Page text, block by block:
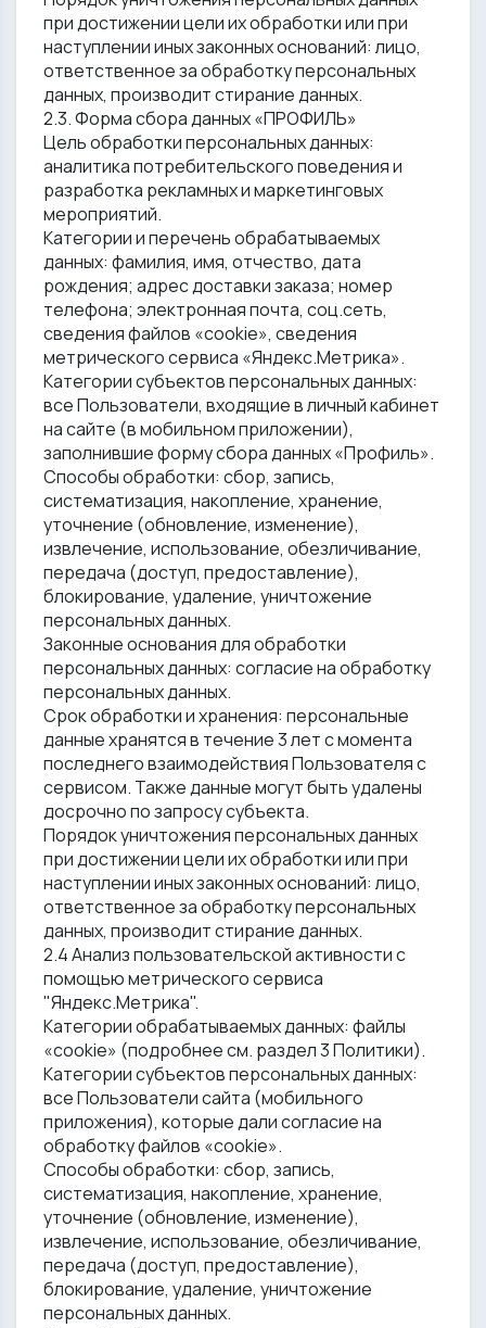
при достижении цели их обработки или при
наступлении иных законных оснований: лицо,
ответственное за обработку персональных
данных, производит стирание данных.
2.3. Форма сбора данных «ПРОФИЛЬ»
Цель обработки персональных данных:
аналитика потребительского поведения и
разработка рекламных и маркетинговых
мероприятий.
Категории и перечень обрабатываемых
данных: фамилия, имя, отчество, дата
рождения; адрес доставки заказа; номер
телефона; электронная почта, соц.сеть,
сведения файлов «cookie», сведения
метрического сервиса «Яндекс.Метрика».
Категории субъектов персональных данных:
все Пользователи, входящие в личный кабинет
на сайте (в мобильном приложении),
заполнившие форму сбора данных «Профиль».
Способы обработки: сбор, запись,
систематизация, накопление, хранение,
уточнение (обновление, изменение),
извлечение, использование, обезличивание,
передача (доступ, предоставление),
блокирование, удаление, уничтожение
персональных данных.
Законные основания для обработки
персональных данных: согласие на обработку
персональных данных.
Срок обработки и хранения: персональные
данные хранятся в течение 3 лет с момента
последнего взаимодействия Пользователя с
сервисом. Также данные могут быть удалены
досрочно по запросу субъекта.
Порядок уничтожения персональных данных
при достижении цели их обработки или при
наступлении иных законных оснований: лицо,
ответственное за обработку персональных
данных, производит стирание данных.
2.4 Анализ пользовательской активности с
помощью метрического сервиса
"Яндекс.Метрика".
Категории обрабатываемых данных: файлы
«cookie» (подробнее см. раздел 3 Политики).
Категории субъектов персональных данных:
все Пользователи сайта (мобильного
приложения), которые дали согласие на
обработку файлов «cookie».
Способы обработки: сбор, запись,
систематизация, накопление, хранение,
уточнение (обновление, изменение),
извлечение, использование, обезличивание,
передача (доступ, предоставление),
блокирование, удаление, уничтожение
персональных данных.